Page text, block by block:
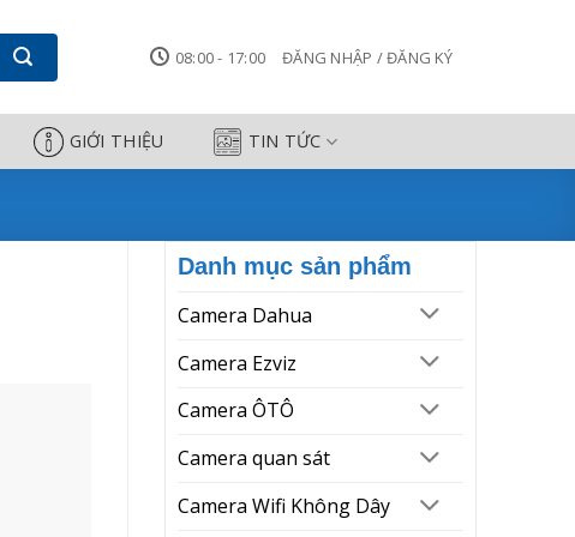
08:00 - 17:00 ĐĂNG NHẬP / ĐĂNG KÝ
GIỚI THIỆU TIN TỨC
Danh mục sản phẩm
Camera Dahua
Camera Ezviz
Camera ÔTÔ
Camera quan sát
Camera Wifi Không Dây